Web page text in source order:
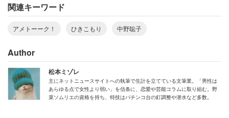
関連キーワード
アメトーーク！ ひきこもり 中野聡子
Author
松本ミゾレ
主にネットニュースサイトへの執筆で生計を立てている文筆業。「男性は
あらゆる点で女性より弱い」を信条に、恋愛や芸能コラムに取り組む。野
菜ソムリエの資格を持ち、特技はパチンコ台の釘調整や潜水など多数。